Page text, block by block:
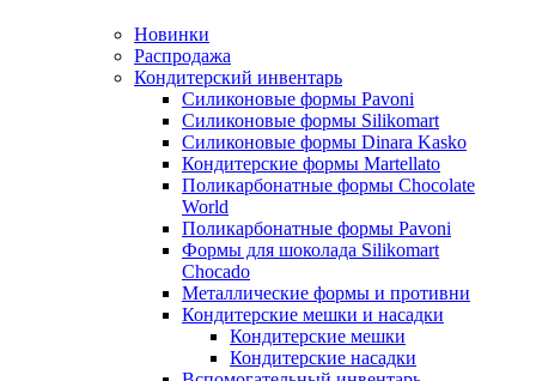
Новинки
Распродажа
Кондитерский инвентарь
Силиконовые формы Pavoni
Силиконовые формы Silikomart
Силиконовые формы Dinara Kasko
Кондитерские формы Martellato
Поликарбонатные формы Chocolate
World
Поликарбонатные формы Pavoni
Формы для шоколада Silikomart
Chocado
Металлические формы и противни
Кондитерские мешки и насадки
Кондитерские мешки
Кондитерские насадки